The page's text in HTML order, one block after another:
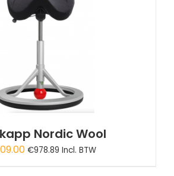
Nordic Wool
€978.89 Incl. BTW